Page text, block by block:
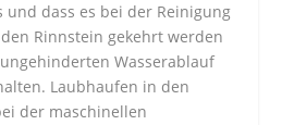
dass es bei der Reinigung
Rinnstein gekehrt werden
Wasserablauf
Laubhaufen in den
der maschinellen